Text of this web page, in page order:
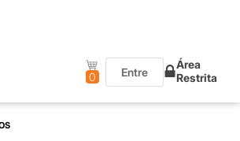
0 Entre
Área
Restrita